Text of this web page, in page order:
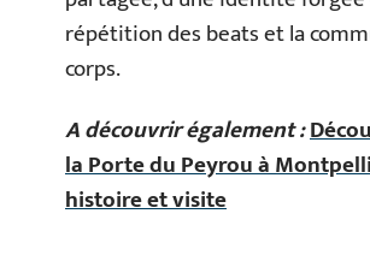
répétition des beats et la
corps.
A découvrir également :
la Porte du Peyrou à
histoire et visite